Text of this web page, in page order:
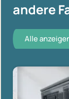
andere
Alle